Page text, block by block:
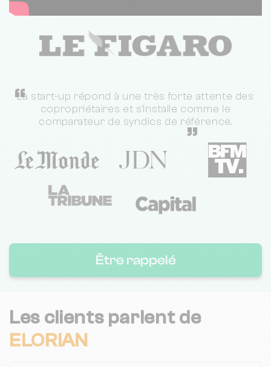
“
La start-up répond à une très forte attente des
copropriétaires et s'installe comme le
comparateur de syndics de référence.
”
Être rappelé
Les clients parlent de
ELORIAN